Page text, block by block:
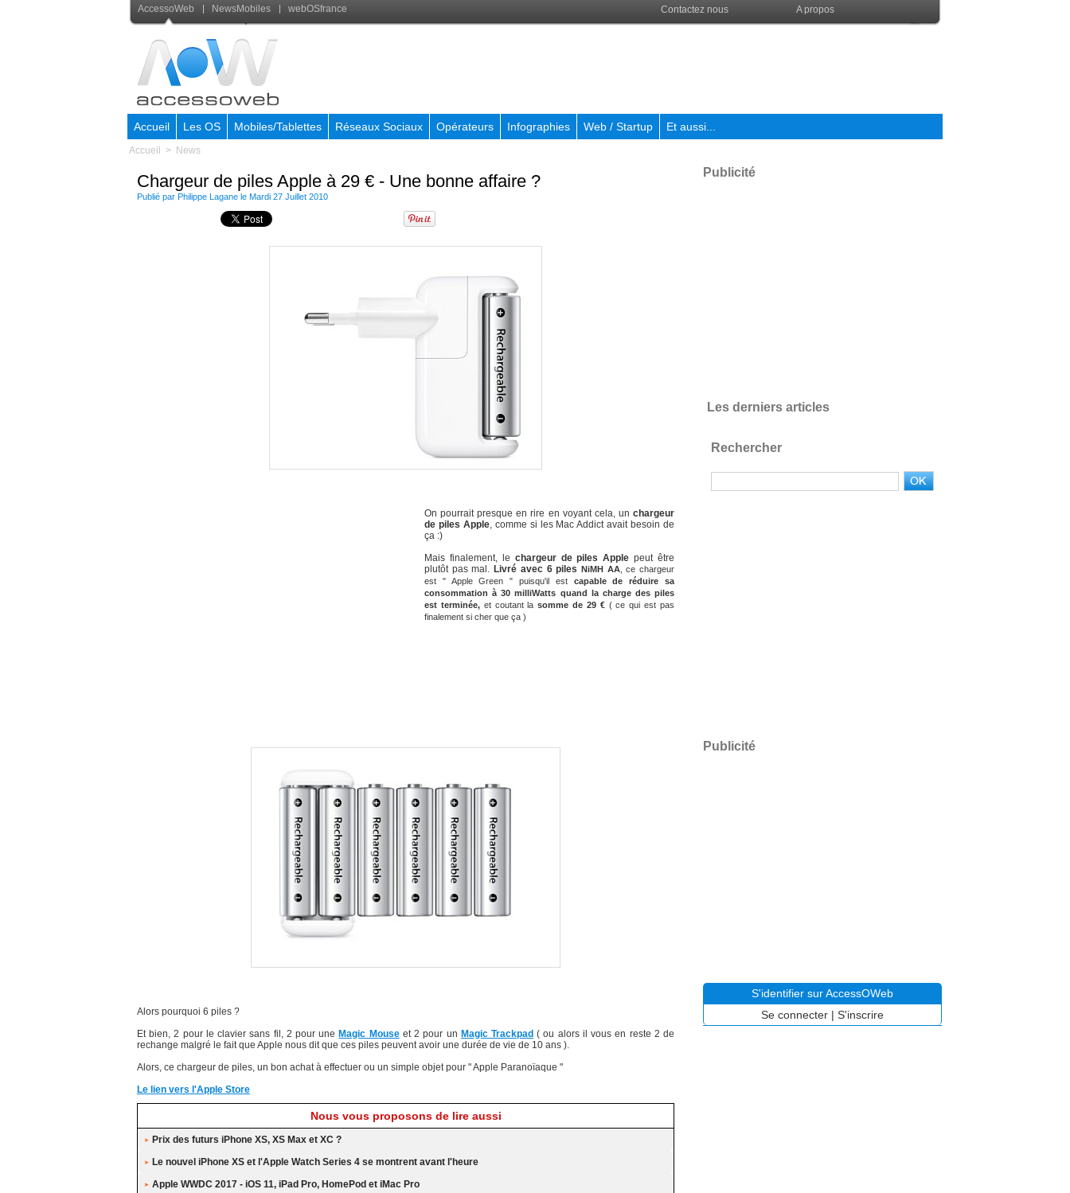
AccessoWeb NewsMobiles webOSfrance Contactez nous A propos
Accueil Les OS Mobiles/Tablettes Réseaux Sociaux Opérateurs Infographies Web / Startup Et aussi...
Accueil > News
Chargeur de piles Apple à 29 € - Une bonne affaire ?
Publié par Philippe Lagane le Mardi 27 Juillet 2010
On pourrait presque en rire en voyant cela, un chargeur
de piles Apple, comme si les Mac Addict avait besoin de
ça :)
Mais finalement, le chargeur de piles Apple peut être
plutôt pas mal. Livré avec 6 piles NiMH AA, ce chargeur
est " Apple Green " puisqu'il estcapable de réduire sa
consommation à 30 milliWatts quand la charge des piles
est terminée, et coutant lasomme de 29 € ( ce qui est pas
finalement si cher que ça )
Alors pourquoi 6 piles ?
Et bien, 2 pour le clavier sans fil, 2 pour une Magic Mouseet 2 pour un Magic Trackpad ( ou alors il vous en reste 2 de
rechange malgré le fait que Apple nous dit que ces piles peuvent avoir une durée de vie de 10 ans ).
Alors, ce chargeur de piles, un bon achat à effectuer ou un simple objet pour " Apple Paranoïaque "
Le lien vers l'Apple Store
Nous vous proposons de lire aussi
Prix des futurs iPhone XS, XS Max et XC ?
Le nouvel iPhone XS et l'Apple Watch Series 4 se montrent avant l'heure
Apple WWDC 2017 - iOS 11, iPad Pro, HomePod et iMac Pro
Publicité
Les derniers articles
Rechercher
Publicité
S'identifier sur AccessOWeb
Se connecter | S'inscrire